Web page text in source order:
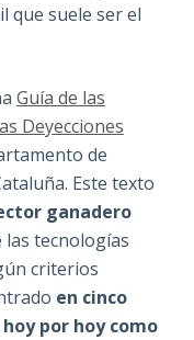
que suele ser el
Guía de las
Deyecciones
de
Este texto
ganadero
tecnologías
criterios
en cinco
por hoy como